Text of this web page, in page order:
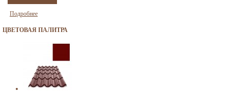
Подробнее
ЦВЕТОВАЯ ПАЛИТРА